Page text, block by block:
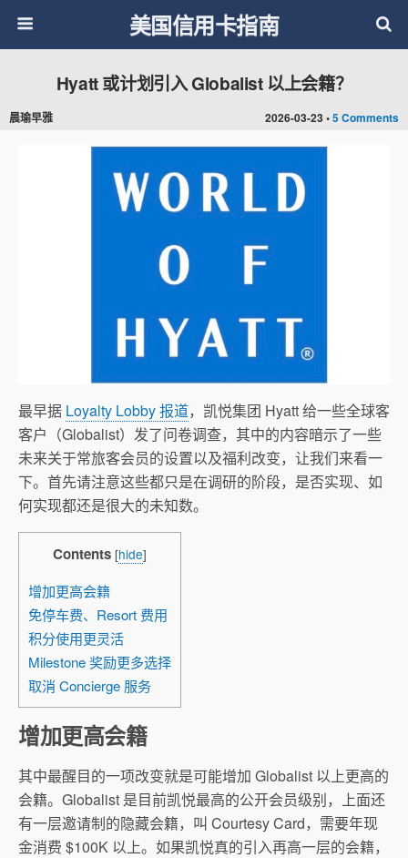
美国信用卡指南
2026-03-23 •5 Comments
Hyatt 或计划引入 Globalist 以上会籍？
晨瑜早雅
最早据 Loyalty Lobby 报道，凯悦集团 Hyatt 给一些全球客
客户（Globalist）发了问卷调查，其中的内容暗示了一些
未来关于常旅客会员的设置以及福利改变，让我们来看一
下。首先请注意这些都只是在调研的阶段，是否实现、如
何实现都还是很大的未知数。
Contents [hide]
增加更高会籍
免停车费、Resort 费用
积分使用更灵活
Milestone 奖励更多选择
取消 Concierge 服务
增加更高会籍
其中最醒目的一项改变就是可能增加 Globalist 以上更高的
会籍。Globalist 是目前凯悦最高的公开会员级别，上面还
有一层邀请制的隐藏会籍，叫 Courtesy Card，需要年现
金消费 $100K 以上。如果凯悦真的引入再高一层的会籍，